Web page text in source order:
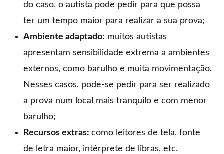
do caso, o autista pode pedir para que possa
ter um tempo maior para realizar a sua prova;
Ambiente adaptado: muitos autistas
apresentam sensibilidade extrema a ambientes
externos, como barulho e muita movimentação.
Nesses casos, pode-se pedir para ser realizado
a prova num local mais tranquilo e com menor
barulho;
Recursos extras:como leitores de tela, fonte
de letra maior, intérprete de libras, etc.